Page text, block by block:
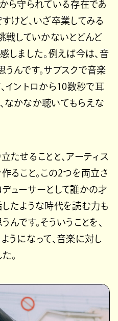
ら守られている存在であ
けど、いざ卒業してみる
戦していかないとどんど
しました。例えば今は、音
んです。サブスクで音楽
イントロから10数秒で耳
なかなか聴いてもらえな
たせることと、アーティス
ること。この2つを両立さ
ューサーとして誰かの才
たような時代を読む力も
です。そういうことを、
うになって、音楽に対し
。